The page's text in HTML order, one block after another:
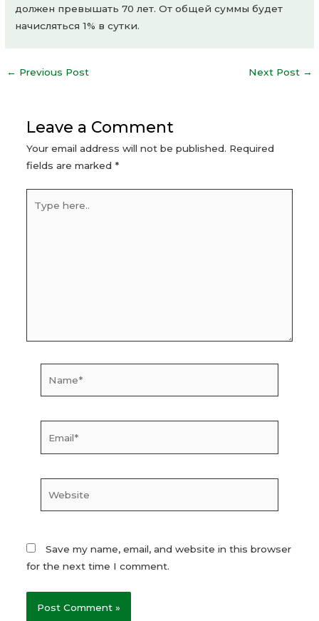
должен превышать 70 лет. От общей суммы будет
начисляться 1% в сутки.
Post
← Previous Post Next Post →
Leave a Comment
Your email address will not be published. Required
fields are marked *
here..
Save my name, email, and website in this browser
for the next time I comment.